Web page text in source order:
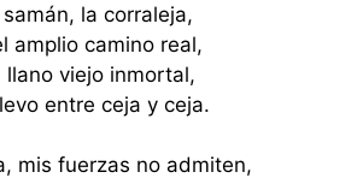
samán, la corraleja,
amplio camino real,
llano viejo inmortal,
entre ceja y ceja.
mis fuerzas no admiten,